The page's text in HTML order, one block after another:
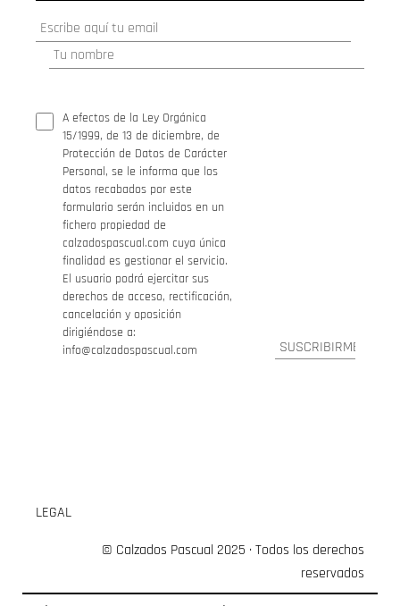
A efectos de la Ley Orgánica
15/1999, de 13 de diciembre, de
Protección de Datos de Carácter
Personal, se le informa que los
datos recabados por este
formulario serán incluidos en un
fichero propiedad de
calzadospascual.com cuya única
finalidad es gestionar el servicio.
El usuario podrá ejercitar sus
derechos de acceso, rectificación,
cancelación y oposición
dirigiéndose a:
info@calzadospascual.com
LEGAL
© Calzados Pascual 2025 · Todos los derechos
reservados